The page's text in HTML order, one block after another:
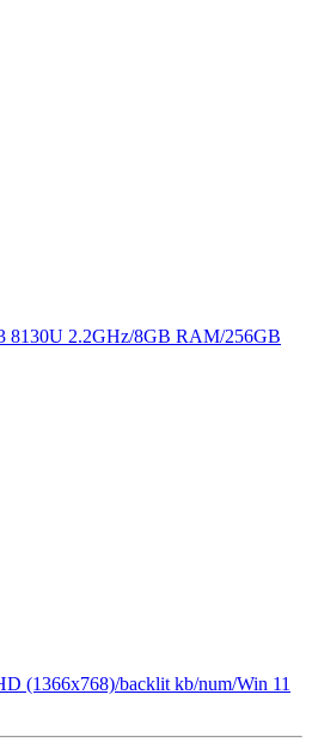
8130U 2.2GHz/8GB RAM/256GB
(1366x768)/backlit kb/num/Win 11